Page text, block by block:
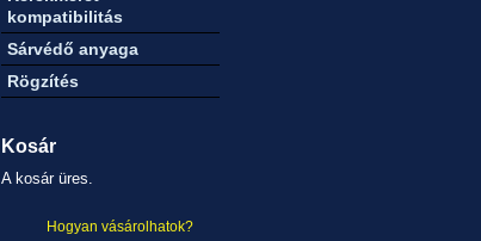
kompatibilitás
Sárvédő anyaga
Rögzítés
Kosár
A kosár üres.
Hogyan vásárolhatok?